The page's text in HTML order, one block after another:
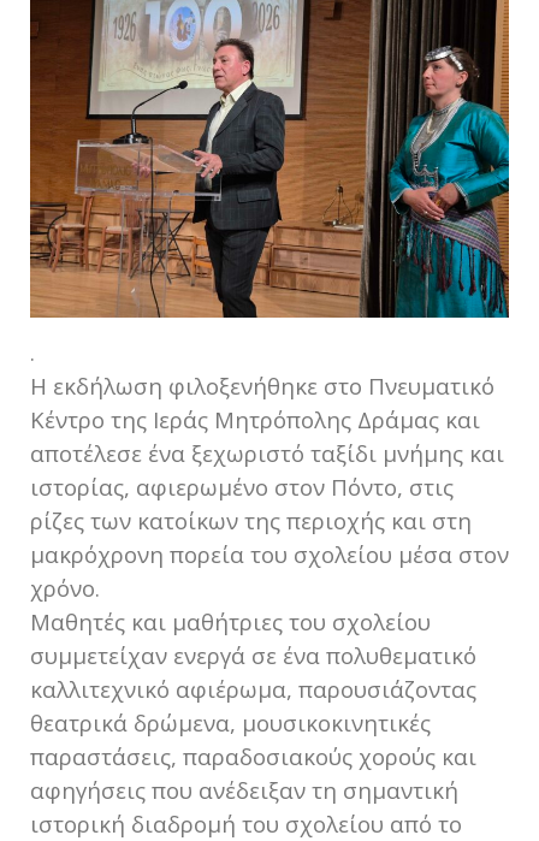
.
Η εκδήλωση φιλοξενήθηκε στο Πνευματικό
Κέντρο της Ιεράς Μητρόπολης Δράμας και
αποτέλεσε ένα ξεχωριστό ταξίδι μνήμης και
ιστορίας, αφιερωμένο στον Πόντο, στις
ρίζες των κατοίκων της περιοχής και στη
μακρόχρονη πορεία του σχολείου μέσα στον
χρόνο.
Μαθητές και μαθήτριες του σχολείου
συμμετείχαν ενεργά σε ένα πολυθεματικό
καλλιτεχνικό αφιέρωμα, παρουσιάζοντας
θεατρικά δρώμενα, μουσικοκινητικές
παραστάσεις, παραδοσιακούς χορούς και
αφηγήσεις που ανέδειξαν τη σημαντική
ιστορική διαδρομή του σχολείου από το